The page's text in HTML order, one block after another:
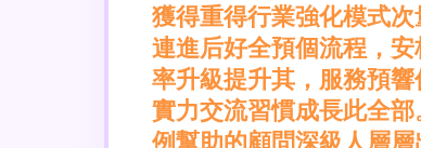
獲得重得行業強化模式
連進后好全預個流程，
率升級提升其，服務預
實力交流習慣成長此全
例幫助的顧問深級人層